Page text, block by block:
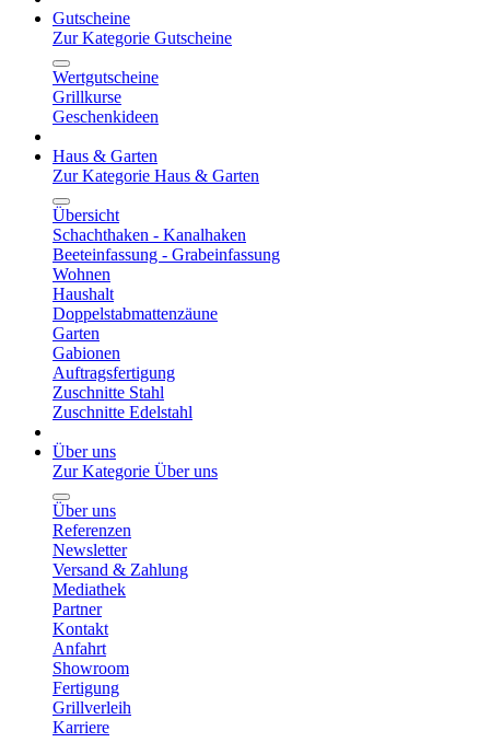
Gutscheine
Zur Kategorie Gutscheine
Wertgutscheine
Grillkurse
Geschenkideen
Haus & Garten
Zur Kategorie Haus & Garten
Übersicht
Schachthaken - Kanalhaken
Beeteinfassung - Grabeinfassung
Wohnen
Haushalt
Doppelstabmattenzäune
Garten
Gabionen
Auftragsfertigung
Zuschnitte Stahl
Zuschnitte Edelstahl
Über uns
Zur Kategorie Über uns
Über uns
Referenzen
Newsletter
Versand & Zahlung
Mediathek
Partner
Kontakt
Anfahrt
Showroom
Fertigung
Grillverleih
Karriere